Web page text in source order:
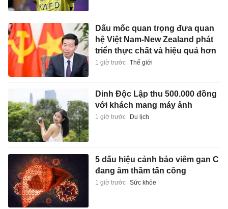
Dấu mốc quan trọng đưa quan
hệ Việt Nam-New Zealand phát
triển thực chất và hiệu quả hơn
1 giờ trước Thế giới
Dinh Độc Lập thu 500.000 đồng
với khách mang máy ảnh
1 giờ trước Du lịch
5 dấu hiệu cảnh báo viêm gan C
đang âm thầm tấn công
1 giờ trước Sức khỏe